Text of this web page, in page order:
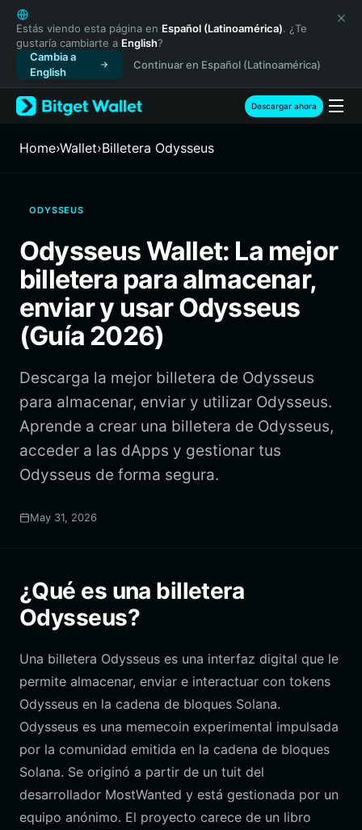
English
日本語
Tiếng Việt
Русский
Español (Latinoamérica)
Türkçe
Français
繁體中文
Bahasa Indonesia
ภาษาไทย
Español
Português (Brasil)
Estás viendo esta página en Español (Latinoamérica). ¿Te
gustaría cambiarte a English?
Cambia a
English
Continuar en Español (Latinoamérica)
Descargar ahora
Home›Wallet›Billetera Odysseus
ODYSSEUS
Odysseus Wallet: La mejor
billetera para almacenar,
enviar y usar Odysseus
(Guía 2026)
Descarga la mejor billetera de Odysseus
para almacenar, enviar y utilizar Odysseus.
Aprende a crear una billetera de Odysseus,
acceder a las dApps y gestionar tus
Odysseus de forma segura.
May 31, 2026
¿Qué es una billetera
Odysseus?
Una billetera Odysseus es una interfaz digital que le
permite almacenar, enviar e interactuar con tokens
Odysseus en la cadena de bloques Solana.
Odysseus es una memecoin experimental impulsada
por la comunidad emitida en la cadena de bloques
Solana. Se originó a partir de un tuit del
desarrollador MostWanted y está gestionada por un
equipo anónimo. El proyecto carece de un libro